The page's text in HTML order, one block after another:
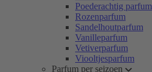
Poederachtig parfum
Rozenparfum
Sandelhoutparfum
Vanilleparfum
Vetiverparfum
Viooltjesparfum
Parfum per seizoen